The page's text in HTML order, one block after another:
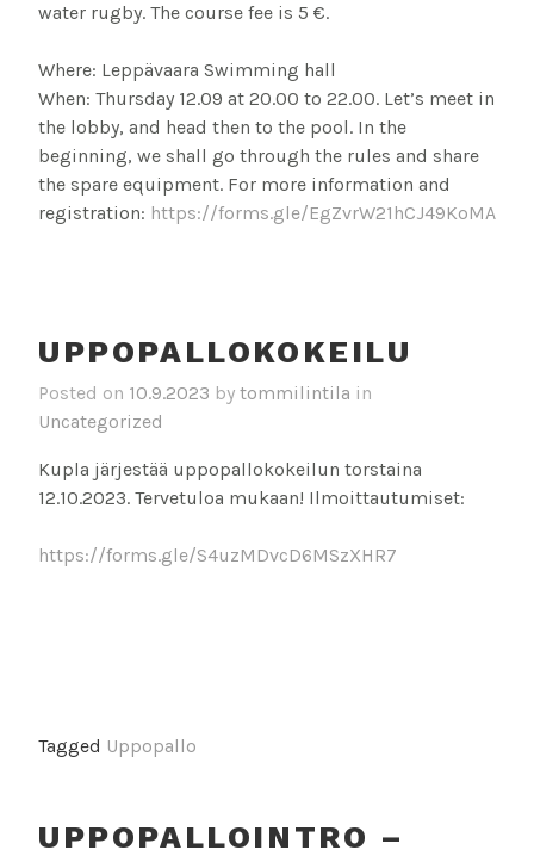
water rugby. The course fee is 5 €.
Where: Leppävaara Swimming hall
When: Thursday 12.09 at 20.00 to 22.00. Let’s meet in
the lobby, and head then to the pool. In the
beginning, we shall go through the rules and share
the spare equipment. For more information and
registration: https://forms.gle/EgZvrW21hCJ49KoMA
UPPOPALLOKOKEILU
Posted on 10.9.2023 by tommilintila in
Uncategorized
Kupla järjestää uppopallokokeilun torstaina
12.10.2023. Tervetuloa mukaan! Ilmoittautumiset:
https://forms.gle/S4uzMDvcD6MSzXHR7
Tagged Uppopallo
UPPOPALLOINTRO –